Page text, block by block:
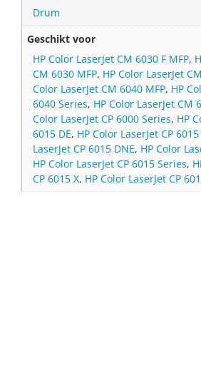
Drum
Geschikt voor
HP Color LaserJet CM 6030 F MFP,
CM 6030 MFP, HP Color LaserJet
Color LaserJet CM 6040 MFP, HP
6040 Series, HP Color LaserJet CM
Color LaserJet CP 6000 Series, HP
6015 DE, HP Color LaserJet CP
LaserJet CP 6015 DNE, HP Color
HP Color LaserJet CP 6015 Series,
CP 6015 X, HP Color LaserJet CP